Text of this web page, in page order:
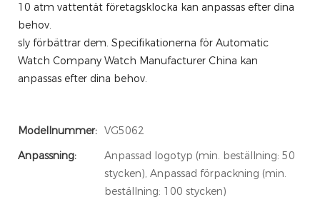
10 atm vattentät företagsklocka kan anpassas efter dina
behov.
sly förbättrar dem. Specifikationerna för Automatic
Watch Company Watch Manufacturer China kan
anpassas efter dina behov.
Modellnummer: VG5062
Anpassning:
Anpassad logotyp (min. beställning: 50
stycken), Anpassad förpackning (min.
beställning: 100 stycken)